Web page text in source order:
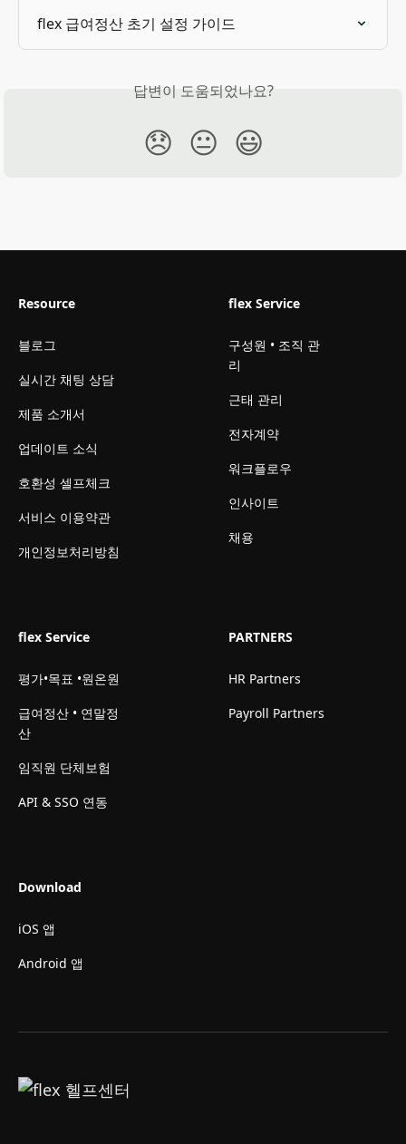
flex 급여정산 초기 설정 가이드
답변이 도움되었나요?
😞 😐 😃
Resource
블로그
실시간 채팅 상담
제품 소개서
업데이트 소식
호환성 셀프체크
서비스 이용약관
개인정보처리방침
flex Service
구성원 • 조직 관
리
근태 관리
전자계약
워크플로우
인사이트
채용
flex Service
평가•목표 •원온원
급여정산 • 연말정
산
임직원 단체보험
API & SSO 연동
PARTNERS
HR Partners
Payroll Partners
Download
iOS 앱
Android 앱